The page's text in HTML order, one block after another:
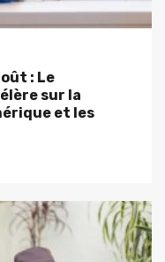
: Le
sur la
et les